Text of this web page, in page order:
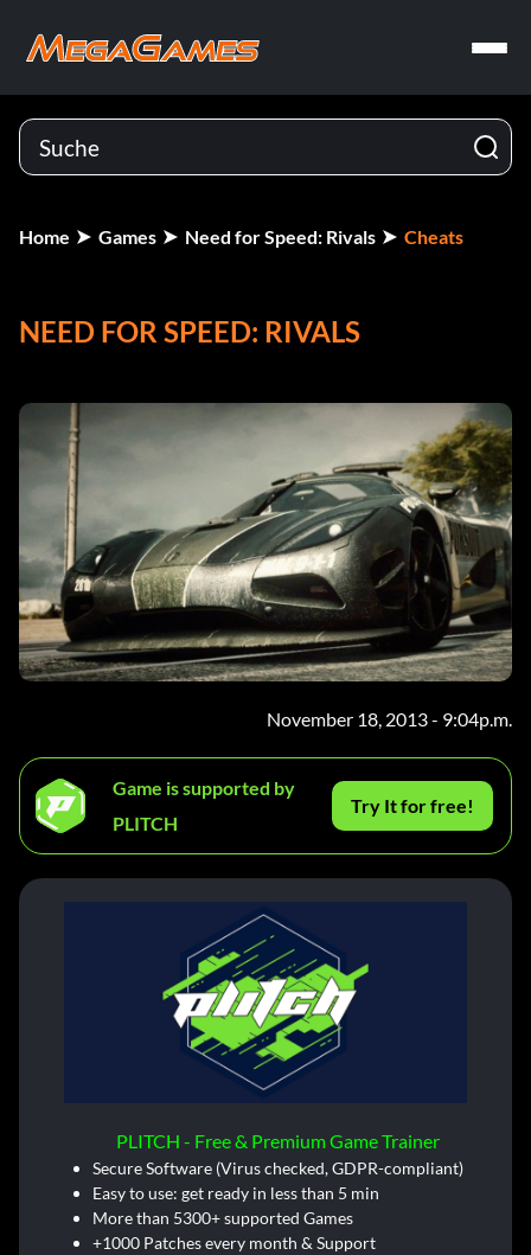
Home Games Need for Speed: Rivals Cheats
NEED FOR SPEED: RIVALS
November 18, 2013 - 9:04p.m.
Game is supported by
PLITCH
Try It for free!
PLITCH - Free & Premium Game Trainer
Secure Software (Virus checked, GDPR-compliant)
Easy to use: get ready in less than 5 min
More than 5300+ supported Games
+1000 Patches every month & Support